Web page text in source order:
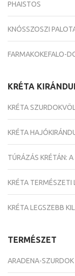
PHAISTOS
KNÓSSZOSZI
FARMAKOKEFALO-
KRÉTA
KRÉTA
KRÉTA
TÚRÁZÁS KRÉTÁN:
KRÉTA TERMÉSZETI
KRÉTA LEGSZEBB
TERMÉSZET
ARADENA-SZURDOK